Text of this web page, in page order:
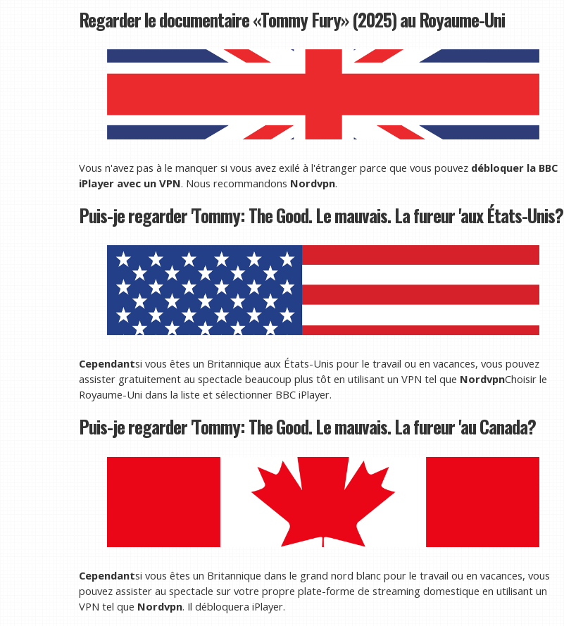
Regarder le documentaire «Tommy Fury» (2025) au Royaume-Uni
Vous n'avez pas à le manquer si vous avez exilé à l'étranger parce que vous pouvez débloquer la BBC
iPlayer avec un VPN. Nous recommandons Nordvpn.
Puis-je regarder 'Tommy: The Good. Le mauvais. La fureur 'aux États-Unis?
Cependantsi vous êtes un Britannique aux États-Unis pour le travail ou en vacances, vous pouvez
assister gratuitement au spectacle beaucoup plus tôt en utilisant un VPN tel que NordvpnChoisir le
Royaume-Uni dans la liste et sélectionner BBC iPlayer.
Puis-je regarder 'Tommy: The Good. Le mauvais. La fureur 'au Canada?
Cependantsi vous êtes un Britannique dans le grand nord blanc pour le travail ou en vacances, vous
pouvez assister au spectacle sur votre propre plate-forme de streaming domestique en utilisant un
VPN tel que Nordvpn. Il débloquera iPlayer.